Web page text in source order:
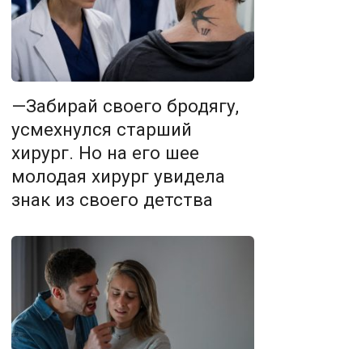
—Забирай своего бродягу,
усмехнулся старший
хирург. Но на его шее
молодая хирург увидела
знак из своего детства